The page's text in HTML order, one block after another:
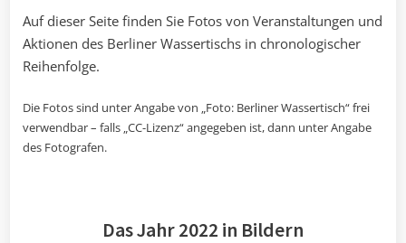
Auf dieser Seite finden Sie Fotos von Veranstaltungen und
Aktionen des Berliner Wassertischs in chronologischer
Reihenfolge.
Die Fotos sind unter Angabe von „Foto: Berliner Wassertisch“ frei
verwendbar – falls „CC-Lizenz“ angegeben ist, dann unter Angabe
des Fotografen.
Das Jahr 2022 in Bildern